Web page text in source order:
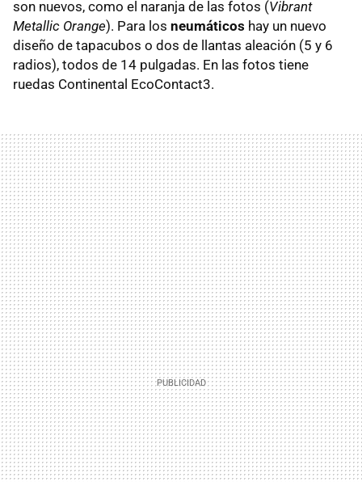
son nuevos, como el naranja de las fotos (Vibrant
Metallic Orange). Para los neumáticos hay un nuevo
diseño de tapacubos o dos de llantas aleación (5 y 6
radios), todos de 14 pulgadas. En las fotos tiene
ruedas Continental EcoContact3.